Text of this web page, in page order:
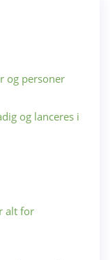
og personer
og lanceres i
alt for